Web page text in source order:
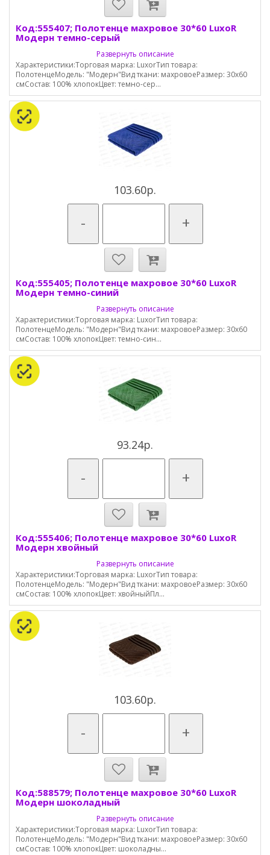
Код:555407; Полотенце махровое 30*60 LuxoR
Модерн темно-серый
Развернуть описание
Характеристики:Торговая марка: LuxorТип товара:
ПолотенцеМодель: "Модерн"Вид ткани: махровоеРазмер: 30х60
смСостав: 100% хлопокЦвет: темно-сер...
103.60р.
- +
Код:555405; Полотенце махровое 30*60 LuxoR
Модерн темно-синий
Развернуть описание
Характеристики:Торговая марка: LuxorТип товара:
ПолотенцеМодель: "Модерн"Вид ткани: махровоеРазмер: 30х60
смСостав: 100% хлопокЦвет: темно-син...
93.24р.
- +
Код:555406; Полотенце махровое 30*60 LuxoR
Модерн хвойный
Развернуть описание
Характеристики:Торговая марка: LuxorТип товара:
ПолотенцеМодель: "Модерн"Вид ткани: махровоеРазмер: 30х60
смСостав: 100% хлопокЦвет: хвойныйПл...
103.60р.
- +
Код:588579; Полотенце махровое 30*60 LuxoR
Модерн шоколадный
Развернуть описание
Характеристики:Торговая марка: LuxorТип товара:
ПолотенцеМодель: "Модерн"Вид ткани: махровоеРазмер: 30х60
смСостав: 100% хлопокЦвет: шоколадны...